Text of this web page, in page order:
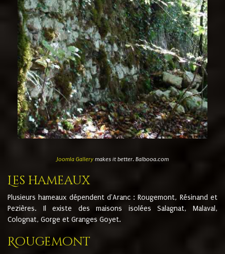
Joomla Gallerymakes it better. Balbooa.com
Les hameaux
Plusieurs hameaux dépendent d'Aranc : Rougemont, Résinand et
Pezières. Il existe des maisons isolées Salagnat, Malaval,
Colognat, Gorge et Granges Goyet.
Rougemont